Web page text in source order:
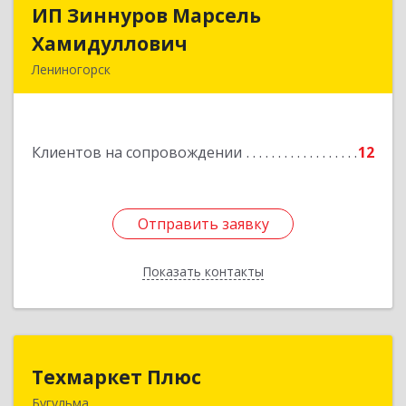
ИП Зиннуров Марсель
Хамидуллович
Лениногорск
Клиентов на сопровождении 12
Отправить заявку
Показать контакты
ИП Зиннуров Марсель
Подробнее
Отправить заявку
Назад
Техмаркет Плюс
Бугульма